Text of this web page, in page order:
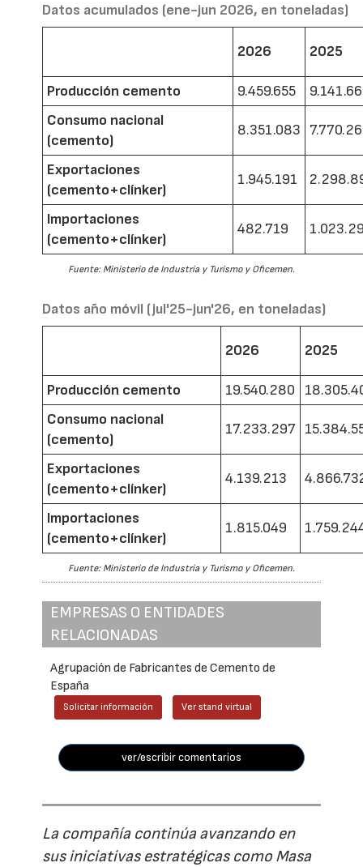
Datos acumulados (ene-jun 2026, en toneladas)
2026 2025
Producción cemento 9.459.655
Consumo nacional
(cemento)
8.351.083
Exportaciones
(cemento+clínker)
1.945.191
Importaciones
(cemento+clínker)
482.719
Fuente: Ministerio de Industria y Turismo y Oficemen.
Datos año móvil (jul'25-jun'26, en toneladas)
2026 2025
Producción cemento 19.540.280
Consumo nacional
(cemento)
17.233.297
Exportaciones
(cemento+clínker)
4.139.213
Importaciones
(cemento+clínker)
1.815.049
Fuente: Ministerio de Industria y Turismo y Oficemen.
EMPRESAS O ENTIDADES
RELACIONADAS
Agrupación de Fabricantes de Cemento de
España
Solicitar información Ver stand virtual
ver/escribir comentarios
La compañía continúa avanzando en
sus iniciativas estratégicas como Masa